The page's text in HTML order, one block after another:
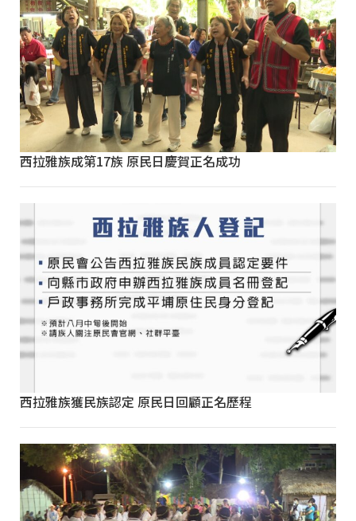
西拉雅族成第17族 原民日慶賀正名成功
西拉雅族獲民族認定 原民日回顧正名歷程